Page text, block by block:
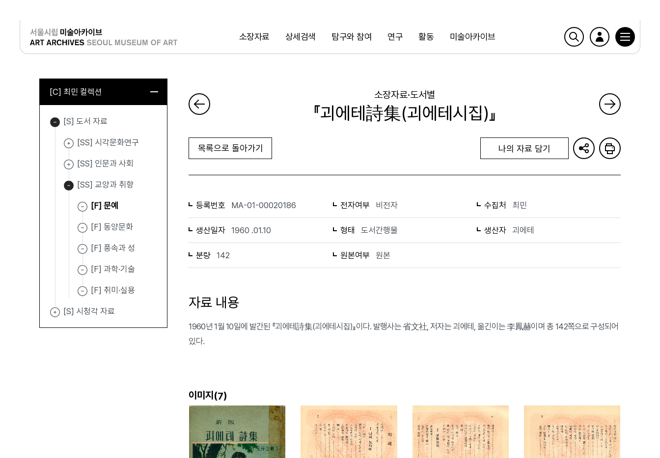
소장자료 상세검색 탐구와 참여 연구 활동 미술아카이브
검색
로그인
[C] 최민 컬렉션
[S] 도서 자료
[SS] 시각문화연구
[SS] 인문과 사회
[SS] 교양과 취향
[F] 문예
[F] 동양문화
[F] 풍속과 성
[F] 과학·기술
[F] 취미·실용
[S] 시청각 자료
소장자료·도서별
『괴에테詩集(괴에테시집)』
목록으로 돌아가기 나의 자료 담기
등록번호 MA-01-00020186 전자여부 비전자 수집처 최민
생산일자 1960 .01.10 형태 도서간행물 생산자 괴에테
분량 142 원본여부 원본
자료 내용
1960년 1월 10일에 발간된 『괴에테詩集(괴에테시집)』이다. 발행사는 省文社, 저자는 괴에테, 옮긴이는 李鳳赫이며 총 142쪽으로 구성되어
있다.
이미지(7)